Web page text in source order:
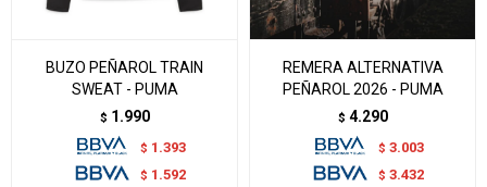
BUZO PEÑAROL TRAIN
SWEAT - PUMA
$ 1.990
$ 1.393
$ 1.592
REMERA ALTERNATIVA
PEÑAROL 2026 - PUMA
$ 4.290
$ 3.003
$ 3.432